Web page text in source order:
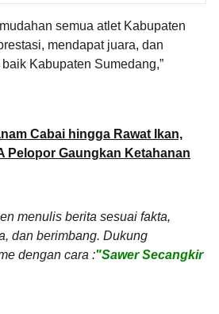
semua atlet Kabupaten
mendapat juara, dan
Kabupaten Sumedang,”
Cabai hingga Rawat Ikan,
Pelopor Gaungkan Ketahanan
menulis berita sesuai fakta,
dan berimbang. Dukung
dengan cara :"Sawer Secangkir